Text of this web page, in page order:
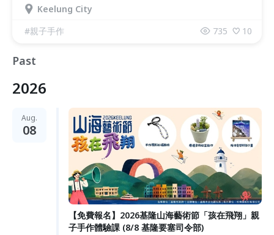
Keelung City
#親子手作 735 10
Past
2026
Aug.
08
【免費報名】2026基隆山海藝術節「孩在飛翔」親
子手作體驗課 (8/8 基隆要塞司令部)